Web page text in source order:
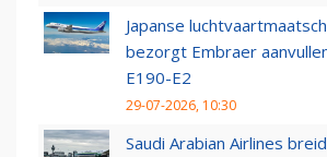
Japanse
bezorgt Embraer
E190-E2
29-07-2026, 10:30
Saudi Arabian Airlines